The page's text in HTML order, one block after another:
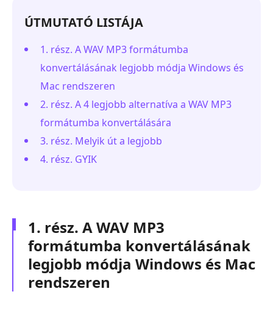
ÚTMUTATÓ LISTÁJA
1. rész. A WAV MP3 formátumba
konvertálásának legjobb módja Windows és
Mac rendszeren
2. rész. A 4 legjobb alternatíva a WAV MP3
formátumba konvertálására
3. rész. Melyik út a legjobb
4. rész. GYIK
1. rész. A WAV MP3
formátumba konvertálásának
legjobb módja Windows és Mac
rendszeren